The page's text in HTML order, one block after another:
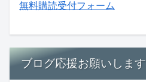
無料購読受付フォーム
ブログ応援お願いします